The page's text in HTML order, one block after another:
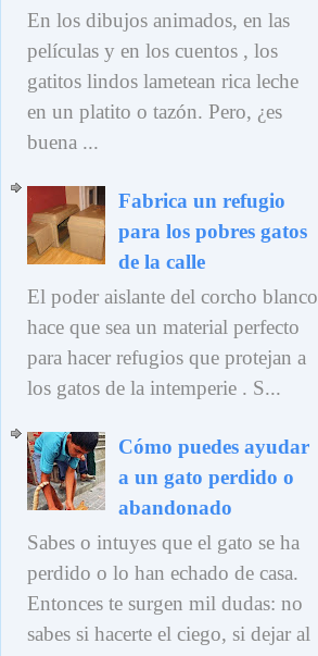
En los dibujos animados, en las
películas y en los cuentos , los
gatitos lindos lametean rica leche
en un platito o tazón. Pero, ¿es
buena ...
Fabrica un refugio
para los pobres gatos
de la calle
El poder aislante del corcho blanco
hace que sea un material perfecto
para hacer refugios que protejan a
los gatos de la intemperie . S...
Cómo puedes ayudar
a un gato perdido o
abandonado
Sabes o intuyes que el gato se ha
perdido o lo han echado de casa.
Entonces te surgen mil dudas: no
sabes si hacerte el ciego, si dejar al